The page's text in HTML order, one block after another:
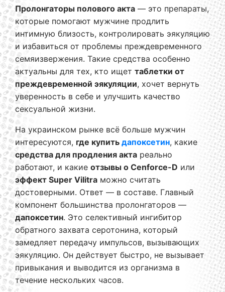
Пролонгаторы полового акта — это препараты,
которые помогают мужчине продлить
интимную близость, контролировать эякуляцию
и избавиться от проблемы преждевременного
семяизвержения. Такие средства особенно
актуальны для тех, кто ищет таблетки от
преждевременной эякуляции, хочет вернуть
уверенность в себе и улучшить качество
сексуальной жизни.
На украинском рынке всё больше мужчин
интересуются, где купить дапоксетин, какие
средства для продления акта реально
работают, и какие отзывы о Cenforce-D или
эффект Super Vilitra можно считать
достоверными. Ответ — в составе. Главный
компонент большинства пролонгаторов —
дапоксетин. Это селективный ингибитор
обратного захвата серотонина, который
замедляет передачу импульсов, вызывающих
эякуляцию. Он действует быстро, не вызывает
привыкания и выводится из организма в
течение нескольких часов.